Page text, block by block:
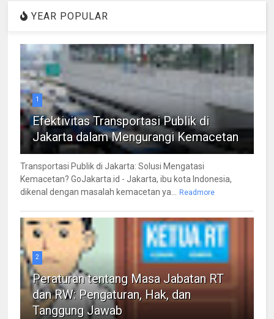
YEAR POPULAR
1
Efektivitas Transportasi Publik di
Jakarta dalam Mengurangi Kemacetan
Transportasi Publik di Jakarta: Solusi Mengatasi
Kemacetan? GoJakarta.id - Jakarta, ibu kota Indonesia,
dikenal dengan masalah kemacetan ya... Readmore
2
Peraturan tentang Masa Jabatan RT
dan RW: Pengaturan, Hak, dan
Tanggung Jawab